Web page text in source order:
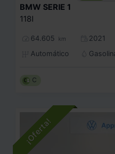
BMW SERIE 1
118I
64.605 km
2021
Automático
C